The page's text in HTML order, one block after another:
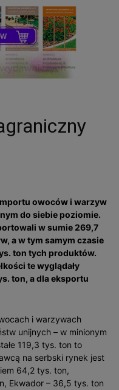
owoców i warzyw
do siebie poziomie.
w sumie 269,7
a w tym samym czasie
ton tych produktów.
te wyglądały
ton, a dla eksportu
i warzywach
unijnych – w minionym
119,3 tys. ton to
na serbski rynek jest
64,2 tys. ton,
Ekwador – 36,5 tys. ton